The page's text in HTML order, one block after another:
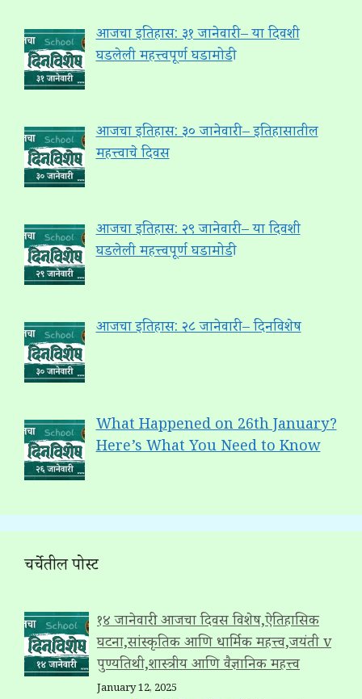
आजचा इतिहास: ३१ जानेवारी – या दिवशी
घडलेली महत्त्वपूर्ण घडामोडी
आजचा इतिहास: ३० जानेवारी – इतिहासातील
महत्त्वाचे दिवस
आजचा इतिहास: २९ जानेवारी – या दिवशी
घडलेली महत्त्वपूर्ण घडामोडी
आजचा इतिहास: २८ जानेवारी – दिनविशेष
What Happened on 26th January?
Here’s What You Need to Know
चर्चेतील पोस्ट
१४ जानेवारी: आजचा दिवस विशेष,ऐतिहासिक
घटना,सांस्कृतिक आणि धार्मिक महत्त्व,जयंती v
पुण्यतिथी,शास्त्रीय आणि वैज्ञानिक महत्त्व
January 12, 2025